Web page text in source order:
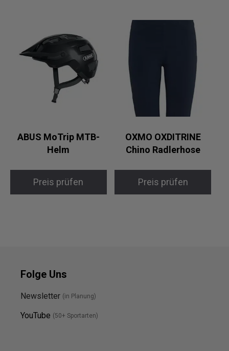
ABUS MoTrip MTB-
Helm
Preis prüfen
OXMO OXDITRINE
Chino Radlerhose
Preis prüfen
Folge Uns
Newsletter (in Planung)
YouTube (50+ Sportarten)